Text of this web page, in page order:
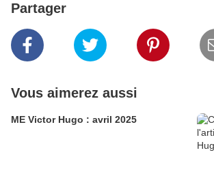
Partager
Vous aimerez aussi
ME Victor Hugo : avril 2025